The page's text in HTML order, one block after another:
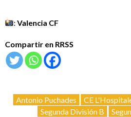
:Valencia CF
Compartir en RRSS
Antonio Puchades CE
Segunda División B